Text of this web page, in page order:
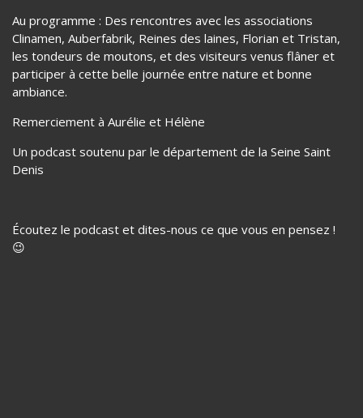
Au programme : Des rencontres avec les associations
Clinamen, Auberfabrik, Reines des laines, Florian et Tristan,
les tondeurs de moutons, et des visiteurs venus flâner et
participer à cette belle journée entre nature et bonne
ambiance.
Remerciement à Aurélie et Hélène
Un podcast soutenu par le département de la Seine Saint
Denis
Écoutez le podcast et dites-nous ce que vous en pensez !
😉